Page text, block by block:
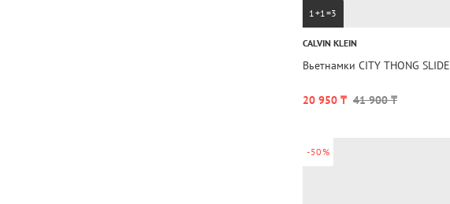
1+1=3
CALVIN KLEIN
Вьетнамки CITY THONG SLIDE
20 950 ₸ 41 900 ₸
-50%